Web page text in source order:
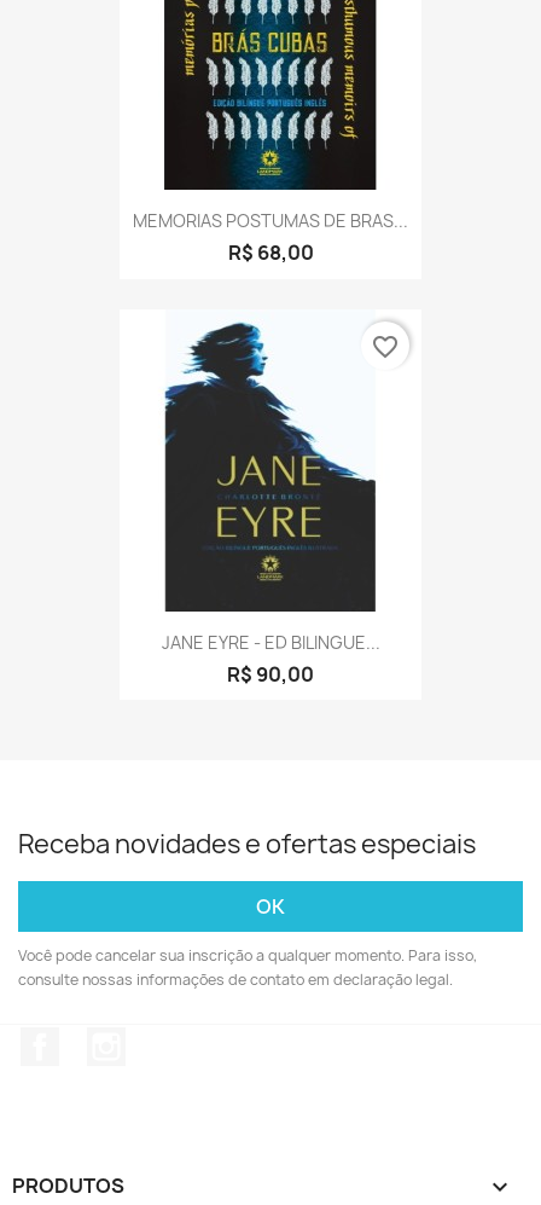
MEMORIAS POSTUMAS DE BRAS...
R$ 68,00
JANE EYRE - ED BILINGUE...
R$ 90,00
favorite_border
Receba novidades e ofertas especiais
Você pode cancelar sua inscrição a qualquer momento. Para isso,
consulte nossas informações de contato em declaração legal.
PRODUTOS 